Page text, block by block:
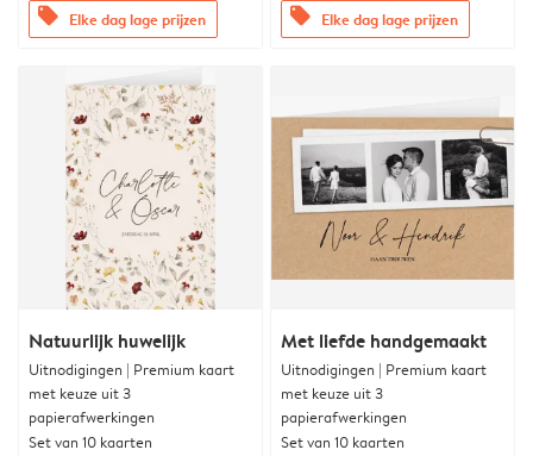
offers Elke dag lage prijzen offers Elke dag lage prijzen
Natuurlijk huwelijk
Uitnodigingen | Premium kaart
met keuze uit 3
papierafwerkingen
Set van 10 kaarten
Met liefde handgemaakt
Uitnodigingen | Premium kaart
met keuze uit 3
papierafwerkingen
Set van 10 kaarten